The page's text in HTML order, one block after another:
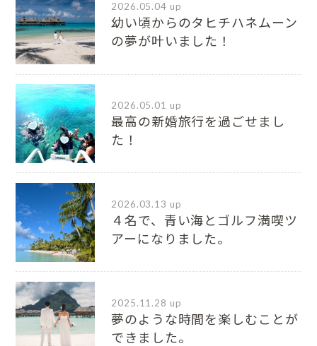
2026.05.04 up
幼い頃からのタヒチハネムーン
の夢が叶いました！
2026.05.01 up
最高の新婚旅行を過ごせまし
た！
2026.03.13 up
４名で、青い海とゴルフ満喫ツ
アーになりました。
2025.11.28 up
夢のような時間を楽しむことが
できました。